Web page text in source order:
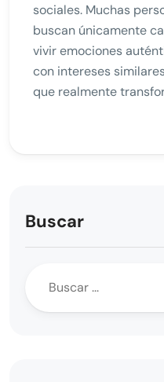
sociales. Muchas
buscan únicamente
vivir emociones
con intereses
que realmente
Buscar